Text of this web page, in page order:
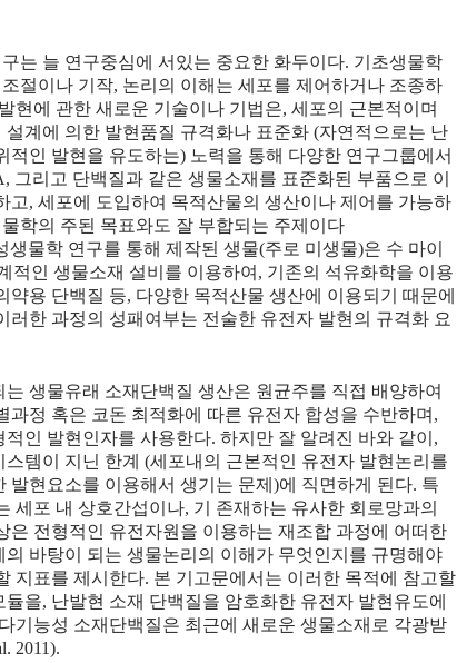
는 늘 연구중심에 서있는 중요한 화두이다. 기초생물학
절이나 기작, 논리의 이해는 세포를 제어하거나 조종하
현에 관한 새로운 기술이나 기법은, 세포의 근본적이며
계에 의한 발현품질 규격화나 표준화 (자연적으로는 난
인 발현을 유도하는) 노력을 통해 다양한 연구그룹에서
리고 단백질과 같은 생물소재를 표준화된 부품으로 이
고, 세포에 도입하여 목적산물의 생산이나 제어를 가능하
학의 주된 목표와도 잘 부합되는 주제이다
생물학 연구를 통해 제작된 생물(주로 미생물)은 수 마이
적인 생물소재 설비를 이용하여, 기존의 석유화학을 이용
용 단백질 등, 다양한 목적산물 생산에 이용되기 때문에
러한 과정의 성패여부는 전술한 유전자 발현의 규격화 요
생물유래 소재단백질 생산은 원균주를 직접 배양하여
정 혹은 코돈 최적화에 따른 유전자 합성을 수반하며,
인 발현인자를 사용한다. 하지만 잘 알려진 바와 같이,
템이 지닌 한계 (세포내의 근본적인 유전자 발현논리를
현요소를 이용해서 생기는 문제)에 직면하게 된다. 특
세포 내 상호간섭이나, 기 존재하는 유사한 회로망과의
은 전형적인 유전자원을 이용하는 재조합 과정에 어떠한
바탕이 되는 생물논리의 이해가 무엇인지를 규명해야
지표를 제시한다. 본 기고문에서는 이러한 목적에 참고할
을, 난발현 소재 단백질을 암호화한 유전자 발현유도에
기능성 소재단백질은 최근에 새로운 생물소재로 각광받
2011).